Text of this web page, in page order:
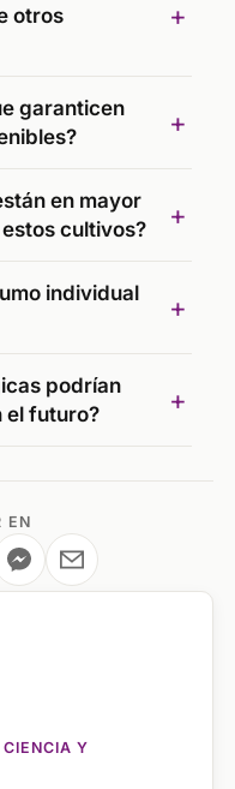
otros
garanticen
en mayor
cultivos?
individual
podrían
el futuro?
EN
CIENCIA Y